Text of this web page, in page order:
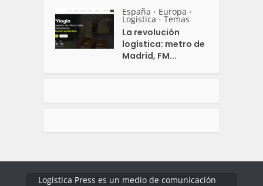
España • Europa •
Logistica • Temas
La revolución
logística: metro de
Madrid, FM...
Logistica Press es un medio de comunicación